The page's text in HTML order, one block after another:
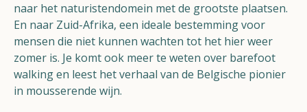
naar het naturistendomein met de grootste plaatsen.
En naar Zuid-Afrika, een ideale bestemming voor
mensen die niet kunnen wachten tot het hier weer
zomer is. Je komt ook meer te weten over barefoot
walking en leest het verhaal van de Belgische pionier
in mousserende wijn.